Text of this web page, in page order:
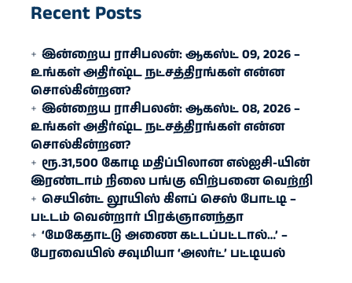
Recent Posts
இன்றைய ராசிபலன்: ஆகஸ்ட் 09, 2026 –
உங்கள் அதிர்ஷ்ட நட்சத்திரங்கள் என்ன
சொல்கின்றன?
இன்றைய ராசிபலன்: ஆகஸ்ட் 08, 2026 –
உங்கள் அதிர்ஷ்ட நட்சத்திரங்கள் என்ன
சொல்கின்றன?
ரூ.31,500 கோடி மதிப்பிலான எல்ஐசி-​யின்
இரண்​டாம் நிலை பங்கு விற்பனை வெற்றி
செயின்ட் லூயிஸ் கிளப் செஸ் போட்டி –
பட்டம் வென்றார் பிரக்ஞானந்தா
‘மேகேதாட்டு அணை கட்டப்பட்டால்…’ –
பேரவையில் சவுமியா ‘அலர்ட்’ பட்டியல்